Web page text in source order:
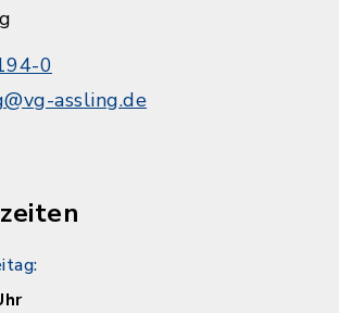
0
assling.de